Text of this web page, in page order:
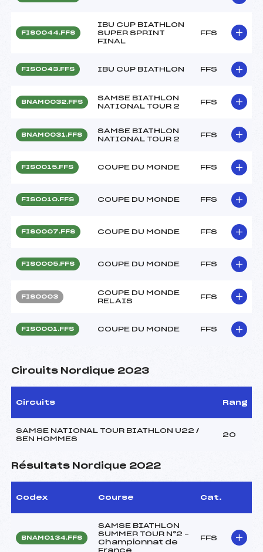
FIS0044.FFS
IBU CUP BIATHLON
SUPER SPRINT
FINAL
FFS
FIS0043.FFS IBU CUP BIATHLON FFS
BNAM0032.FFS
SAMSE BIATHLON
NATIONAL TOUR 2
FFS
BNAM0031.FFS
SAMSE BIATHLON
NATIONAL TOUR 2
FFS
FIS0015.FFS COUPE DU MONDE FFS
FIS0010.FFS COUPE DU MONDE FFS
FIS0007.FFS COUPE DU MONDE FFS
FIS0005.FFS COUPE DU MONDE FFS
FIS0003
COUPE DU MONDE
RELAIS
FFS
FIS0001.FFS COUPE DU MONDE FFS
Circuits Nordique 2023
Circuits Rang
SAMSE NATIONAL TOUR BIATHLON U22 /
SEN HOMMES
20
Résultats Nordique 2022
Codex Course Cat.
BNAM0134.FFS
SAMSE BIATHLON
SUMMER TOUR N°2 –
Championnat de
France
FFS